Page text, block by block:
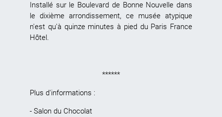
Installé sur le Boulevard de Bonne Nouvelle dans
le dixième arrondissement, ce musée atypique
n'est qu'à quinze minutes à pied du Paris France
Hôtel.
******
Plus d'informations :
- Salon du Chocolat